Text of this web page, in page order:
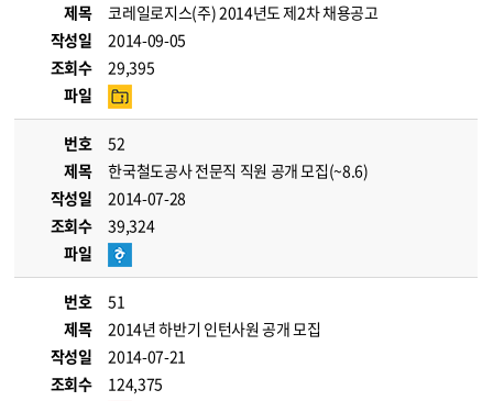
제목
코레일로지스(주) 2014년도 제2차 채용공고
작성일
2014-09-05
조회수
29,395
파일
번호
52
제목
한국철도공사 전문직 직원 공개 모집(~8.6)
작성일
2014-07-28
조회수
39,324
파일
번호
51
제목
2014년 하반기 인턴사원 공개 모집
작성일
2014-07-21
조회수
124,375